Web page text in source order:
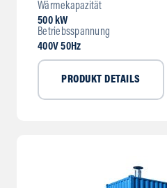
Wärmekapazität
500 kW
Betriebsspannung
400V 50Hz
PRODUKT DETAILS